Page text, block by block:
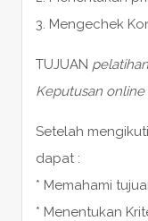
3. Mengechek
TUJUAN
Keputusan online
Setelah
dapat :
* Memahami
* Menentukan